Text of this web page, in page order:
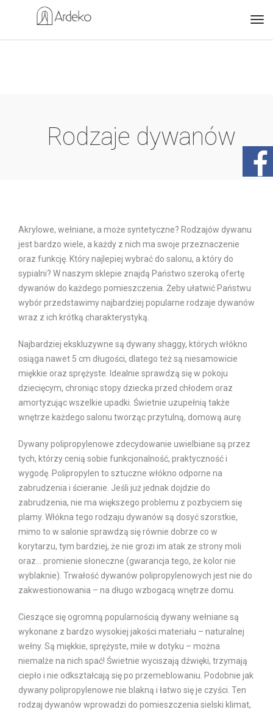
Rodzaje dywanów
Akrylowe, wełniane, a może syntetyczne? Rodzajów dywanu
jest bardzo wiele, a każdy z nich ma swoje przeznaczenie
oraz funkcję. Który najlepiej wybrać do salonu, a który do
sypialni? W naszym sklepie znajdą Państwo szeroką ofertę
dywanów do każdego pomieszczenia. Żeby ułatwić Państwu
wybór przedstawimy najbardziej popularne rodzaje dywanów
wraz z ich krótką charakterystyką.
Najbardziej ekskluzywne są dywany shaggy, których włókno
osiąga nawet 5 cm długości, dlatego też są niesamowicie
miękkie oraz sprężyste. Idealnie sprawdzą się w pokoju
dziecięcym, chroniąc stopy dziecka przed chłodem oraz
amortyzując wszelkie upadki. Świetnie uzupełnią także
wnętrze każdego salonu tworząc przytulną, domową aurę.
Dywany polipropylenowe zdecydowanie uwielbiane są przez
tych, którzy cenią sobie funkcjonalność, praktyczność i
wygodę. Polipropylen to sztuczne włókno odporne na
zabrudzenia i ścieranie. Jeśli już jednak dojdzie do
zabrudzenia, nie ma większego problemu z pozbyciem się
plamy. Włókna tego rodzaju dywanów są dosyć szorstkie,
mimo to w salonie sprawdzą się równie dobrze co w
korytarzu, tym bardziej, że nie grozi im atak ze strony moli
oraz… promienie słoneczne (gwarancja tego, że kolor nie
wyblaknie). Trwałość dywanów polipropylenowych jest nie do
zakwestionowania – na długo wzbogacą wnętrze domu.
Cieszące się ogromną popularnością dywany wełniane są
wykonane z bardzo wysokiej jakości materiału – naturalnej
wełny. Są miękkie, sprężyste, miłe w dotyku – można
niemalże na nich spać! Świetnie wyciszają dźwięki, trzymają
ciepło i nie odkształcają się po przemeblowaniu. Podobnie jak
dywany polipropylenowe nie blakną i łatwo się je czyści. Ten
rodzaj dywanów wprowadzi do pomieszczenia sielski klimat,